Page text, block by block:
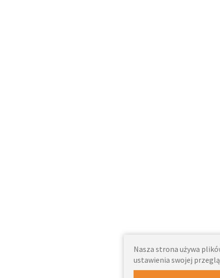
Nasza strona używa
ustawienia swojej